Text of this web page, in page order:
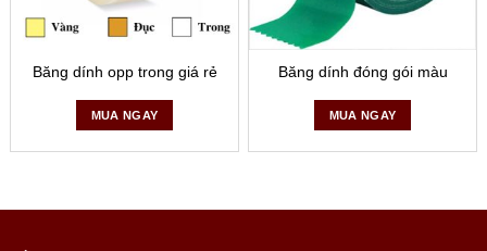
Băng dính opp trong giá rẻ
MUA NGAY
Băng dính đóng gói màu
MUA NGAY